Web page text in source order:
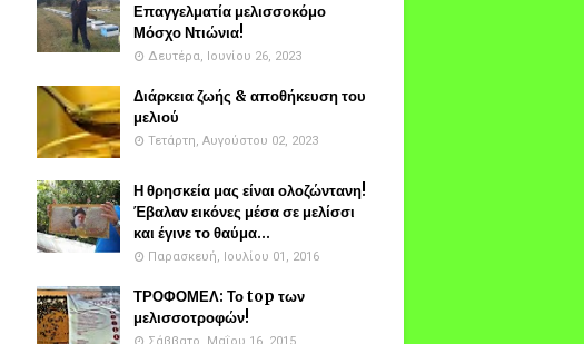
Επαγγελματία μελισσοκόμο
Μόσχο Ντιώνια!
Δευτέρα, Ιουνίου 26, 2023
Διάρκεια ζωής & αποθήκευση του
μελιού
Τετάρτη, Αυγούστου 02, 2023
Η θρησκεία μας είναι ολοζώντανη!
Έβαλαν εικόνες μέσα σε μελίσσι
και έγινε το θαύμα...
Παρασκευή, Ιουλίου 01, 2016
ΤΡΟΦΟΜΕΛ: Το top των
μελισσοτροφών!
Σάββατο, Μαΐου 16, 2015